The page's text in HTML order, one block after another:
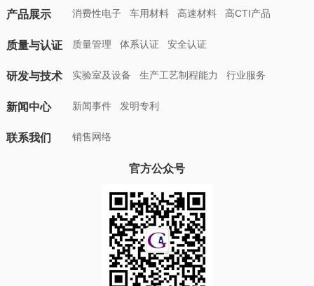
压机
产品展示 消费性电子 车用材料 高速材料 高CTI产品
质量与认证 质量管理 体系认证 安全认证
研发与技术 实验室及设备 生产工艺制程能力 行业服务
新闻中心 新闻事件 发明专利
联系我们 销售网络
官方公众号